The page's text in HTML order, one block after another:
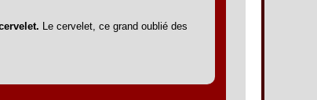
Le cervelet, ce grand oublié des